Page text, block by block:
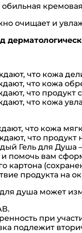
обильная
очищает и
что кожа
что кожа
что
что кожа
что кожа
что
Гель для Душа –
помочь вам
картона
продукта на
душа может
при
подлежит